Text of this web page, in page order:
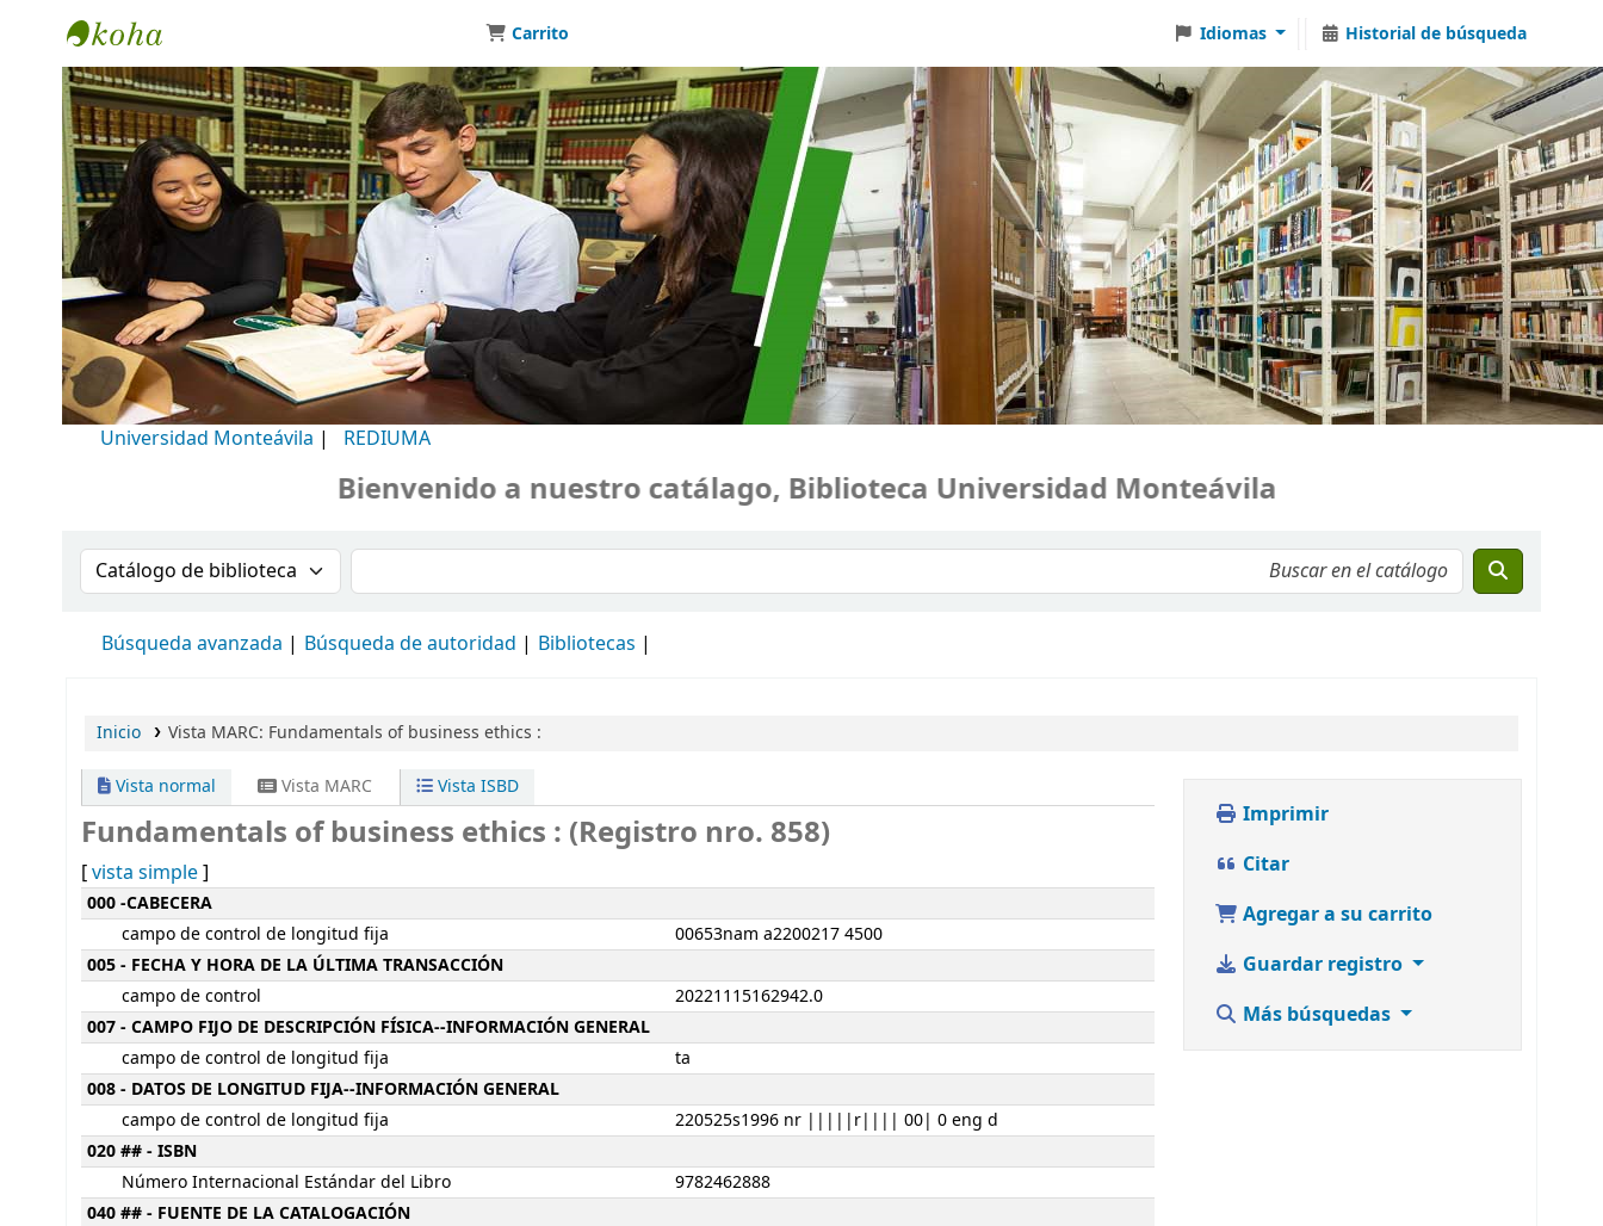
Biblioteca Universidad Monteávila
Carrito Idiomas Historial de búsqueda
Universidad Monteávila | REDIUMA
Bienvenido a nuestro catálago, Biblioteca Universidad Monteávila
Buscar en el catálogo por:Buscar en el catálogo
Búsqueda avanzada Búsqueda de autoridad Bibliotecas
Inicio Vista MARC: Fundamentals of business ethics :
Vista normal Vista MARC Vista ISBD
Fundamentals of business ethics : (Registro nro. 858)
[vista simple]
Detalles MARC
000 -CABECERA
campo de control de longitud fija
00653nam a2200217 4500
005 - FECHA Y HORA DE LA ÚLTIMA TRANSACCIÓN
campo de control
20221115162942.0
007 - CAMPO FIJO DE DESCRIPCIÓN FÍSICA--INFORMACIÓN GENERAL
campo de control de longitud fija
ta
008 - DATOS DE LONGITUD FIJA--INFORMACIÓN GENERAL
campo de control de longitud fija
220525s1996 nr |||||r|||| 00| 0 eng d
020 ## - ISBN
Número Internacional Estándar del Libro
9782462888
040 ## - FUENTE DE LA CATALOGACIÓN
Imprimir
Citar
Agregar a su carrito
Guardar registro
Más búsquedas